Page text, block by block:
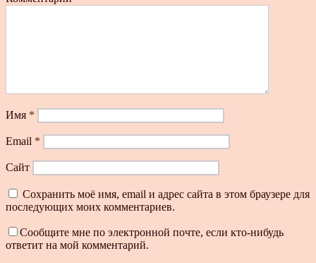
Имя *
Email *
Сайт
Сохранить моё имя, email и адрес сайта в этом браузере для
последующих моих комментариев.
Сообщите мне по электронной почте, если кто-нибудь
ответит на мой комментарий.